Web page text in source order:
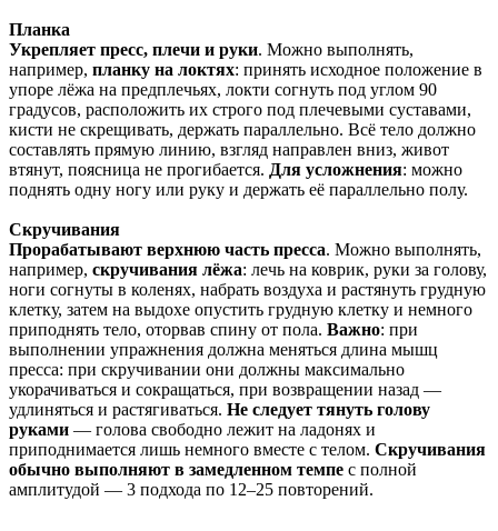
Планка
Укрепляет пресс, плечи и руки. Можно выполнять,
например, планку на локтях: принять исходное положение в
упоре лёжа на предплечьях, локти согнуть под углом 90
градусов, расположить их строго под плечевыми суставами,
кисти не скрещивать, держать параллельно. Всё тело должно
составлять прямую линию, взгляд направлен вниз, живот
втянут, поясница не прогибается. Для усложнения: можно
поднять одну ногу или руку и держать её параллельно полу.
Скручивания
Прорабатывают верхнюю часть пресса. Можно выполнять,
например, скручивания лёжа: лечь на коврик, руки за голову,
ноги согнуты в коленях, набрать воздуха и растянуть грудную
клетку, затем на выдохе опустить грудную клетку и немного
приподнять тело, оторвав спину от пола. Важно: при
выполнении упражнения должна меняться длина мышц
пресса: при скручивании они должны максимально
укорачиваться и сокращаться, при возвращении назад —
удлиняться и растягиваться. Не следует тянуть голову
руками — голова свободно лежит на ладонях и
приподнимается лишь немного вместе с телом. Скручивания
обычно выполняют в замедленном темпе с полной
амплитудой — 3 подхода по 12–25 повторений.